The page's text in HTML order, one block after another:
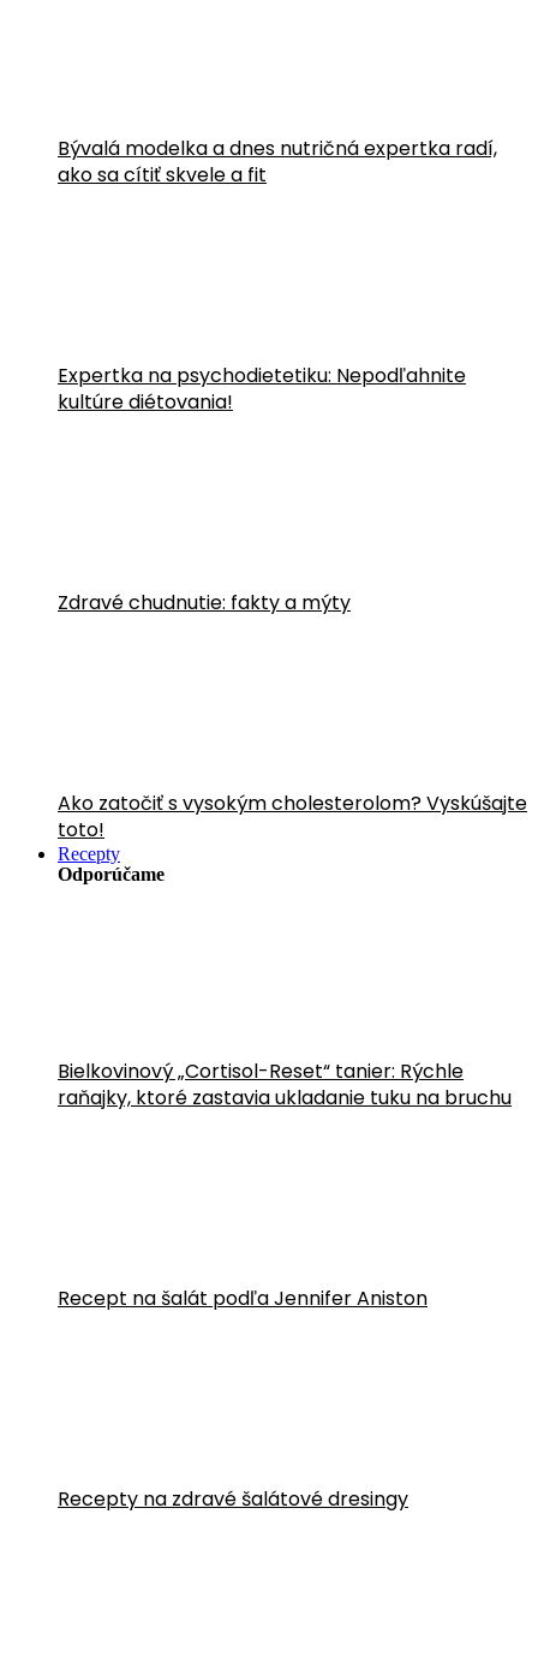
Bývalá modelka a dnes nutričná expertka radí,
ako sa cítiť skvele a fit
Expertka na psychodietetiku: Nepodľahnite
kultúre diétovania!
Zdravé chudnutie: fakty a mýty
Ako zatočiť s vysokým cholesterolom? Vyskúšajte
toto!
Recepty
Odporúčame
Bielkovinový „Cortisol-Reset“ tanier: Rýchle
raňajky, ktoré zastavia ukladanie tuku na bruchu
Recept na šalát podľa Jennifer Aniston
Recepty na zdravé šalátové dresingy